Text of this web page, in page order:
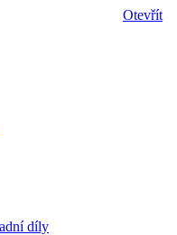
Otevřít
díly